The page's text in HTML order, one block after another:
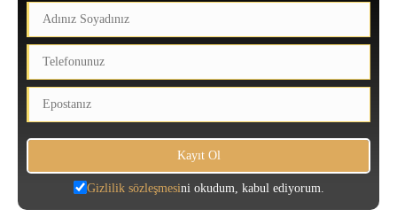
Gizlilik sözleşmesini okudum, kabul ediyorum.